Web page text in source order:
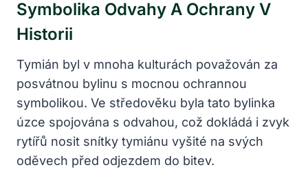
Symbolika Odvahy A Ochrany V
Historii
Tymián byl v mnoha kulturách považován za
posvátnou bylinu s mocnou ochrannou
symbolikou. Ve středověku byla tato bylinka
úzce spojována s odvahou, což dokládá i zvyk
rytířů nosit snítky tymiánu vyšité na svých
oděvech před odjezdem do bitev.